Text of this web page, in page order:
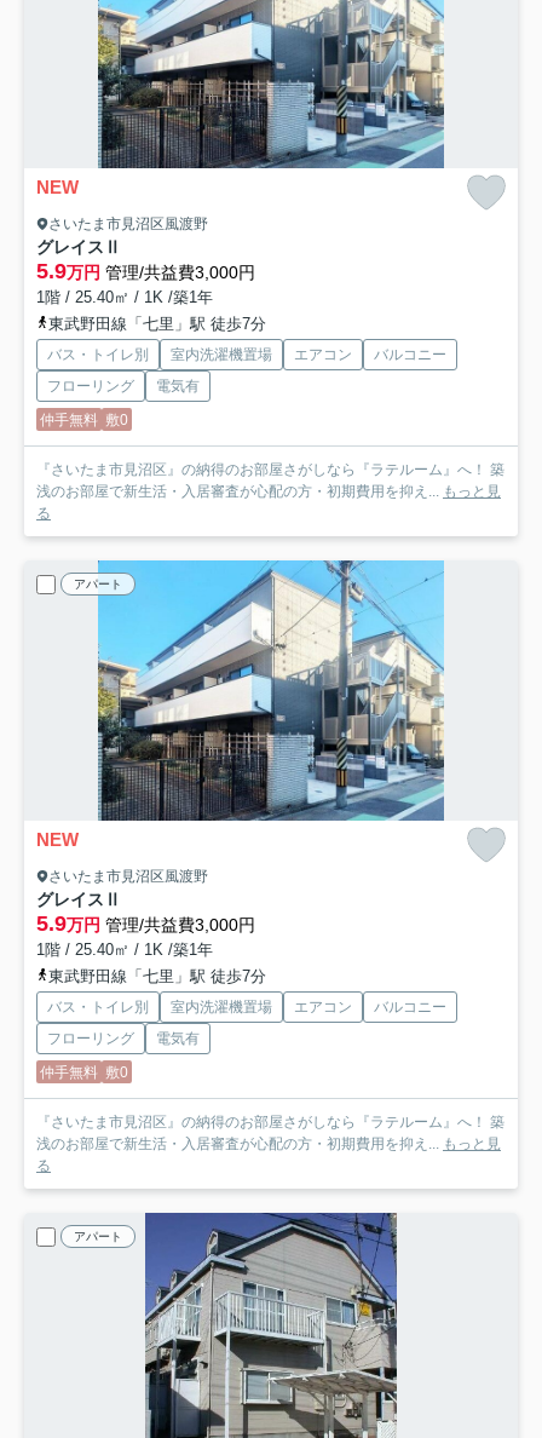
NEW
さいたま市見沼区風渡野
グレイスⅡ
5.9万円 管理/共益費3,000円
1階 / 25.40㎡ / 1K /築1年
東武野田線「七里」駅 徒歩7分
バス・トイレ別 室内洗濯機置場 エアコン
バルコニー
フローリング
電気有
仲手無料 敷0
『さいたま市見沼区』の納得のお部屋さがしなら『ラテルーム』へ！ 築
浅のお部屋で新生活・入居審査が心配の方・初期費用を抑え... もっと見
る
アパート
NEW
さいたま市見沼区風渡野
グレイスⅡ
5.9万円 管理/共益費3,000円
1階 / 25.40㎡ / 1K /築1年
東武野田線「七里」駅 徒歩7分
バス・トイレ別 室内洗濯機置場 エアコン
バルコニー
フローリング
電気有
仲手無料 敷0
『さいたま市見沼区』の納得のお部屋さがしなら『ラテルーム』へ！ 築
浅のお部屋で新生活・入居審査が心配の方・初期費用を抑え... もっと見
る
アパート